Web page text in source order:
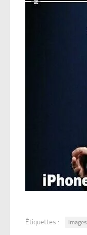
Étiquettes : images